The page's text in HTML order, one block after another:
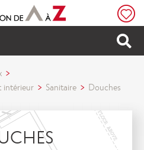
intérieur
Sanitaire Douches